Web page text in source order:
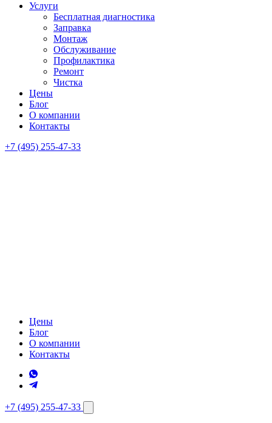
Услуги
Бесплатная диагностика
Заправка
Монтаж
Обслуживание
Профилактика
Ремонт
Чистка
Цены
Блог
О компании
Контакты
+7 (495) 255-47-33
Цены
Блог
О компании
Контакты
+7 (495) 255-47-33